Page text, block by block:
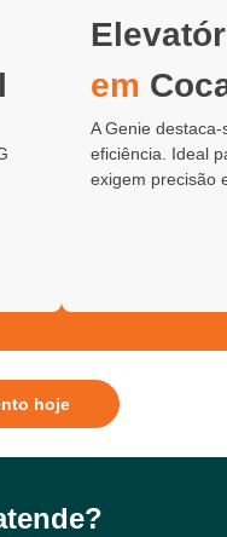
em
A Genie
eficiência. Ideal
exigem precisão
hoje